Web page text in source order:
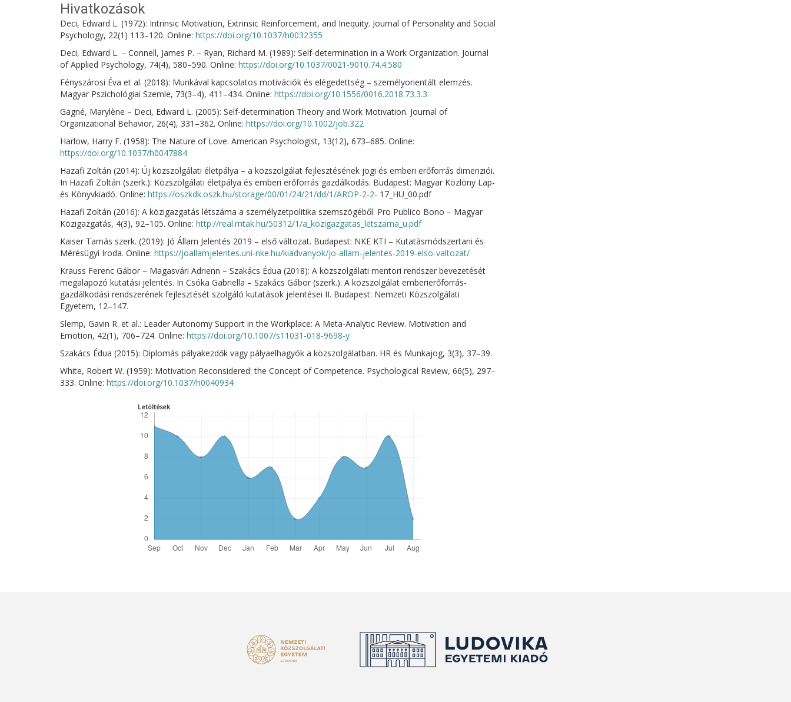
Hivatkozások
Deci, Edward L. (1972): Intrinsic Motivation, Extrinsic Reinforcement, and Inequity. Journal of Personality and Social
Psychology, 22(1) 113–120. Online: https://doi.org/10.1037/h0032355
Deci, Edward L. – Connell, James P. – Ryan, Richard M. (1989): Self-determination in a Work Organization. Journal
of Applied Psychology, 74(4), 580–590. Online: https://doi.org/10.1037/0021-9010.74.4.580
Fényszárosi Éva et al. (2018): Munkával kapcsolatos motivációk és elégedettség – személyorientált elemzés.
Magyar Pszichológiai Szemle, 73(3–4), 411–434. Online: https://doi.org/10.1556/0016.2018.73.3.3
Gagné, Marylène – Deci, Edward L. (2005): Self-determination Theory and Work Motivation. Journal of
Organizational Behavior, 26(4), 331–362. Online: https://doi.org/10.1002/job.322
Harlow, Harry F. (1958): The Nature of Love. American Psychologist, 13(12), 673–685. Online:
https://doi.org/10.1037/h0047884
Hazafi Zoltán (2014): Új közszolgálati életpálya – a közszolgálat fejlesztésének jogi és emberi erőforrás dimenziói.
In Hazafi Zoltán (szerk.): Közszolgálati életpálya és emberi erőforrás gazdálkodás. Budapest: Magyar Közlöny Lap-
és Könyvkiadó. Online: https://oszkdk.oszk.hu/storage/00/01/24/21/dd/1/AROP-2-2- 17_HU_00.pdf
Hazafi Zoltán (2016): A közigazgatás létszáma a személyzetpolitika szemszögéből. Pro Publico Bono – Magyar
Közigazgatás, 4(3), 92–105. Online: http://real.mtak.hu/50312/1/a_kozigazgatas_letszama_u.pdf
Kaiser Tamás szerk. (2019): Jó Állam Jelentés 2019 – első változat. Budapest: NKE KTI – Kutatásmódszertani és
Mérésügyi Iroda. Online: https://joallamjelentes.uni-nke.hu/kiadvanyok/jo-allam-jelentes-2019-elso-valtozat/
Krauss Ferenc Gábor – Magasvári Adrienn – Szakács Édua (2018): A közszolgálati mentori rendszer bevezetését
megalapozó kutatási jelentés. In Csóka Gabriella – Szakács Gábor (szerk.): A közszolgálat emberierőforrás-
gazdálkodási rendszerének fejlesztését szolgáló kutatások jelentései II. Budapest: Nemzeti Közszolgálati
Egyetem, 12–147.
Slemp, Gavin R. et al.: Leader Autonomy Support in the Workplace: A Meta-Analytic Review. Motivation and
Emotion, 42(1), 706–724. Online: https://doi.org/10.1007/s11031-018-9698-y
Szakács Édua (2015): Diplomás pályakezdők vagy pályaelhagyók a közszolgálatban. HR és Munkajog, 3(3), 37–39.
White, Robert W. (1959): Motivation Reconsidered: the Concept of Competence. Psychological Review, 66(5), 297–
333. Online: https://doi.org/10.1037/h0040934
Letöltések